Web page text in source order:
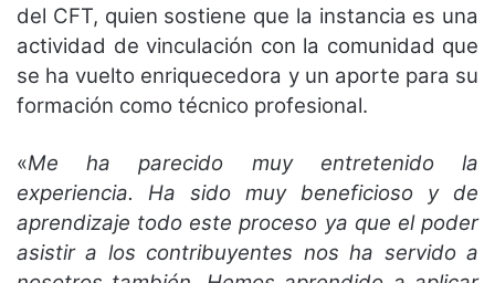
del CFT, quien sostiene que la instancia es una
actividad de vinculación con la comunidad que
se ha vuelto enriquecedora y un aporte para su
formación como técnico profesional.
«Me ha parecido muy entretenido la
experiencia. Ha sido muy beneficioso y de
aprendizaje todo este proceso ya que el poder
asistir a los contribuyentes nos ha servido a